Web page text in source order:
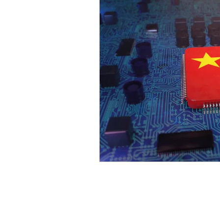
Sicurezza Nazionale
Indo-Pacifico Medio
Giappone India
Europa Covid-19